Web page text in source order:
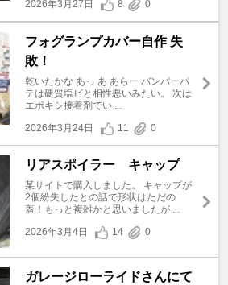
2026年3月27日
8 0
フォグランプカバー自作 失
敗！
乾いたかな あっ あ あらー バンパーパ
テは硬質塩ビと相性悪いみたい。 次は
エポキシ接着剤でい ...
2026年3月24日
11 0
リアスポイラー キャップ
某サイトで購入しました。 キャップが
2個紛失したとの話で形状はただの
蓋！もっと複雑かと思いましたが ...
2026年3月4日
14 0
ガレージローライドさんにて